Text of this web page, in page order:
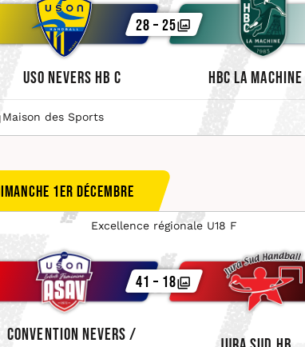
USO Nevers HB C HBC La Machine
28 – 25
Maison des Sports
1er décembre
Excellence régionale U18 F
Convention Nevers /
41 – 18